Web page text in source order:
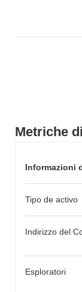
Metriche
Informazioni
Tipo de activo
Indirizzo del
Esploratori